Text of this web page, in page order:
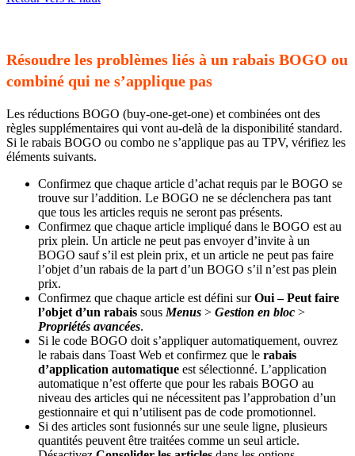
Résoudre les problèmes liés à un rabais BOGO ou
combiné qui ne s’applique pas
Les réductions BOGO (buy-one-get-one) et combinées ont des
règles supplémentaires qui vont au-delà de la disponibilité standard.
Si le rabais BOGO ou combo ne s’applique pas au TPV, vérifiez les
éléments suivants.
Confirmez que chaque article d’achat requis par le BOGO se
trouve sur l’addition. Le BOGO ne se déclenchera pas tant
que tous les articles requis ne seront pas présents.
Confirmez que chaque article impliqué dans le BOGO est au
prix plein. Un article ne peut pas envoyer d’invite à un
BOGO sauf s’il est plein prix, et un article ne peut pas faire
l’objet d’un rabais de la part d’un BOGO s’il n’est pas plein
prix.
Confirmez que chaque article est défini surOui – Peut faire
l’objet d’un rabais sous Menus > Gestion en bloc >
Propriétés avancées.
Si le code BOGO doit s’appliquer automatiquement, ouvrez
le rabais dans Toast Web et confirmez que le rabais
d’application automatique est sélectionné. L’application
automatique n’est offerte que pour les rabais BOGO au
niveau des articles qui ne nécessitent pas l’approbation d’un
gestionnaire et qui n’utilisent pas de code promotionnel.
Si des articles sont fusionnés sur une seule ligne, plusieurs
quantités peuvent être traitées comme un seul article.